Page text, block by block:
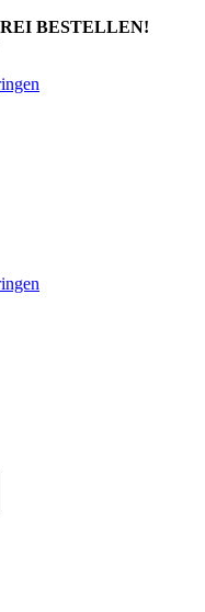
BESTELLEN!